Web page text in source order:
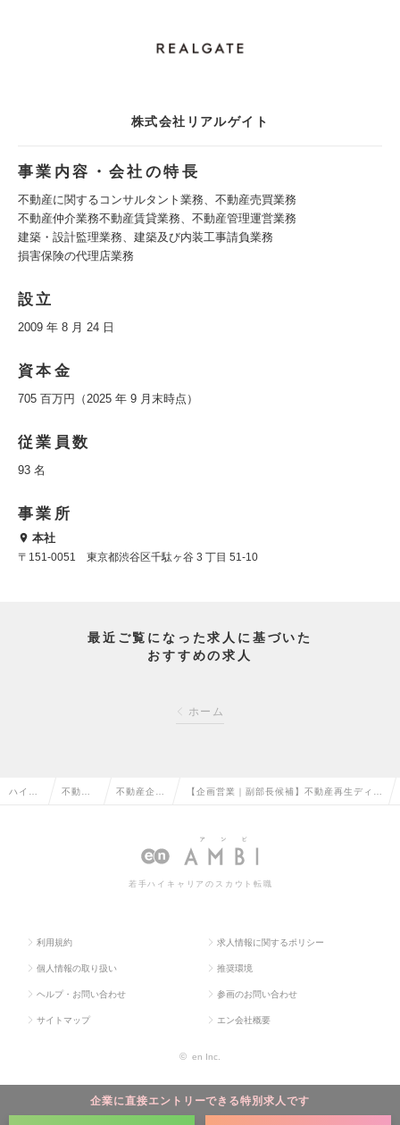
株式会社リアルゲイト
事業内容・会社の特長
不動産に関するコンサルタント業務、不動産売買業務
不動産仲介業務不動産賃貸業務、不動産管理運営業務
建築・設計監理業務、建築及び内装工事請負業務
損害保険の代理店業務
設立
2009 年 8 月 24 日
資本金
705 百万円（2025 年 9 月末時点）
従業員数
93 名
事業所
本社
〒151-0051 東京都渋谷区千駄ヶ谷 3 丁目 51-10
最近ご覧になった求人に基づいた
おすすめの求人
ホーム
企業に直接エントリーできる特別求人です
ハイク 不動産 不動産企
開発の転職
【企画営業｜副部長候補】不動産再生ディベ
前線へ。年休125日の求人情報
若手ハイキャリアのスカウト転職
利用規約 求人情報に関するポリシー
個人情報の取り扱い 推奨環境
ヘルプ・お問い合わせ 参画のお問い合わせ
サイトマップ エン会社概要
© en Inc.